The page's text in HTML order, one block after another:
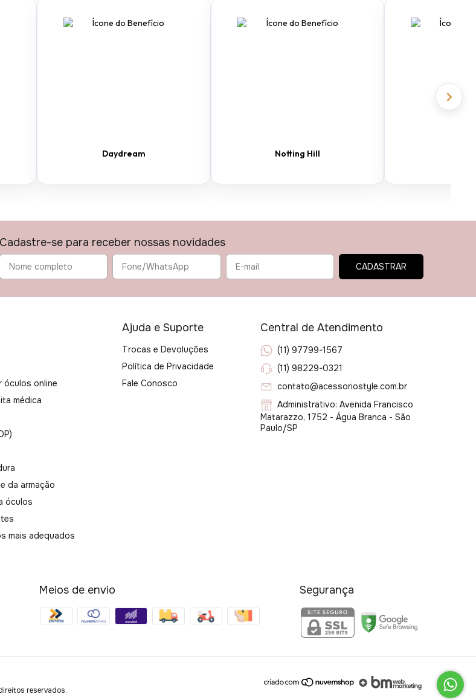
Daydream Notting Hill
Cadastre-se para receber nossas novidades
óculos online
médica
da armação
óculos
mais adequados
Ajuda e Suporte
Trocas e Devoluções
Política de Privacidade
Fale Conosco
Central de Atendimento
(11) 97799-1567
(11) 98229-0321
contato@acessoriostyle.com.br
Administrativo: Avenida Francisco
Matarazzo, 1752 - Água Branca - São
Paulo/SP
Meios de envio Segurança
reservados.